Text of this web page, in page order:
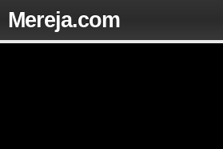
Mereja.com